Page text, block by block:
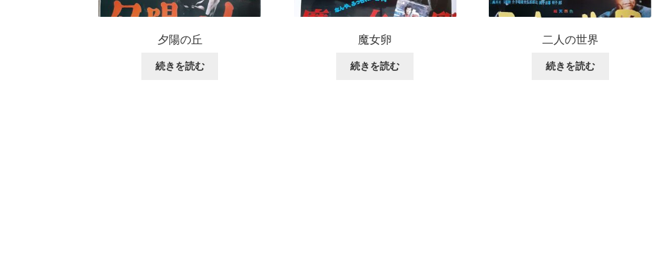
夕陽の丘
続きを読む
魔女卵
続きを読む
二人の世界
続きを読む